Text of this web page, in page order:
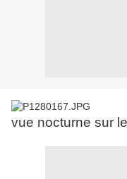
vue nocturne sur